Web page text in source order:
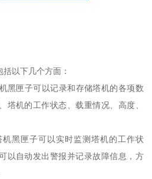
以下几个方面：
黑匣子可以记录和存储塔机的各项数
塔机的工作状态、载重情况、高度、
黑匣子可以实时监测塔机的工作状
以自动发出警报并记录故障信息，方